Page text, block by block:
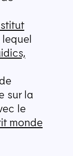
lequel
sur la
le
monde